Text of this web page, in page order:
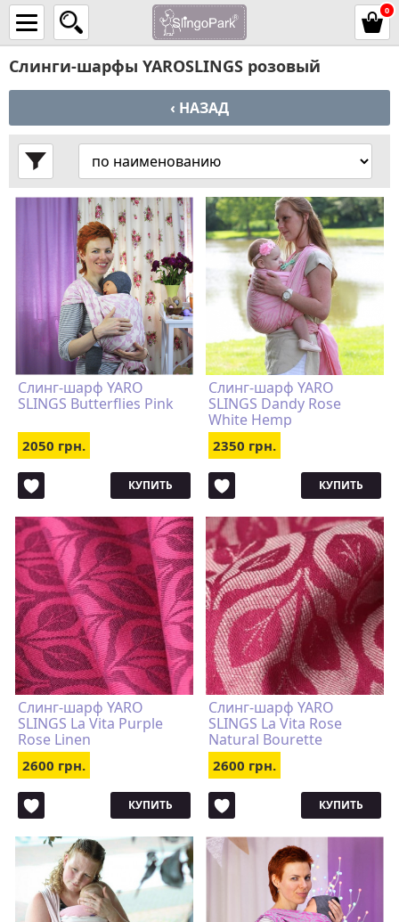
0
Слинги-шарфы YAROSLINGS розовый
‹ НАЗАД
Слинг-шарф YARO
SLINGS Butterflies Pink
2050 грн.
КУПИТЬ
Слинг-шарф YARO
SLINGS Dandy Rose
White Hemp
2350 грн.
КУПИТЬ
Слинг-шарф YARO
SLINGS La Vita Purple
Rose Linen
2600 грн.
КУПИТЬ
Слинг-шарф YARO
SLINGS La Vita Rose
Natural Bourette
2600 грн.
КУПИТЬ